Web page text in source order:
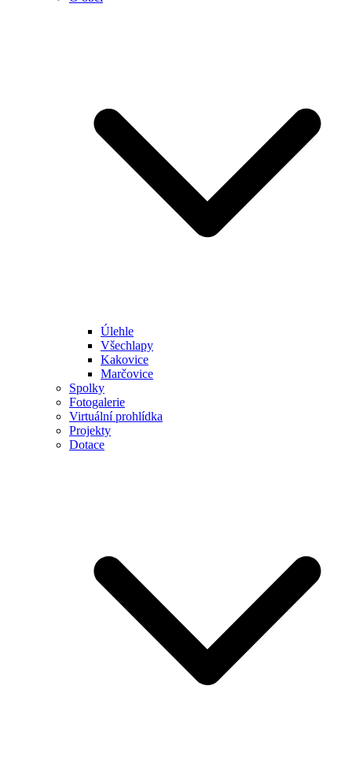
Úlehle
Všechlapy
Kakovice
Marčovice
Spolky
Fotogalerie
Virtuální prohlídka
Projekty
Dotace